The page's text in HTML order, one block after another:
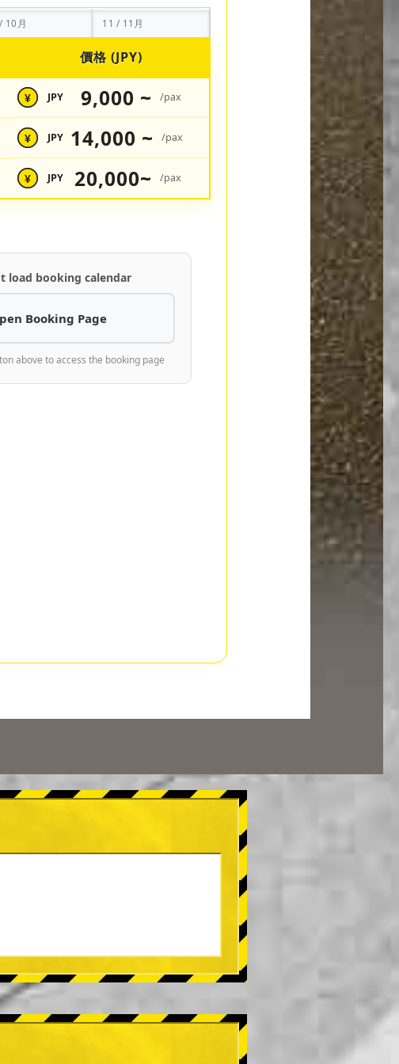
10月 11 / 11月
價格 (JPY)
¥ JPY 9,000 ~ /pax
¥ JPY 14,000 ~ /pax
¥ JPY 20,000~ /pax
load booking calendar
Booking Page
above to access the booking page